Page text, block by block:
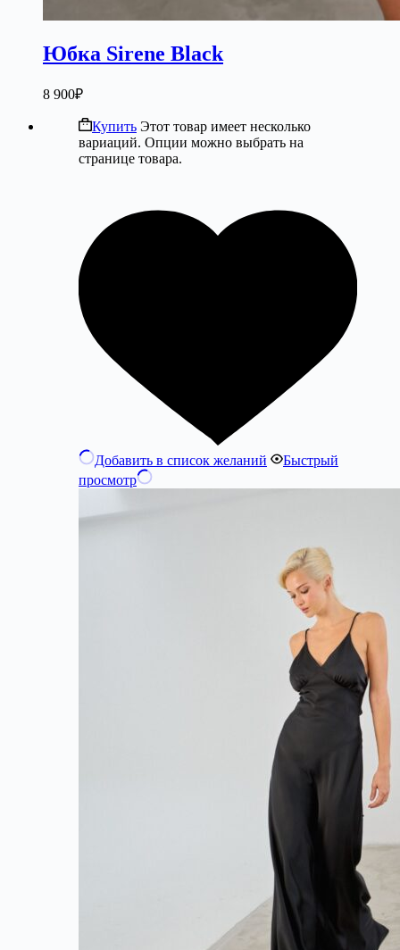
Юбка Sirene Black
8 900₽
Купить Этот товар имеет несколько
вариаций. Опции можно выбрать на
странице товара.
Добавить в список желаний
Быстрый
просмотр